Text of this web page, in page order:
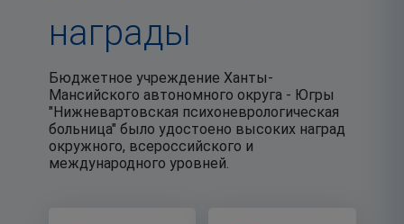
награды
Бюджетное учреждение Ханты-
Мансийского автономного округа - Югры
"Нижневартовская психоневрологическая
больница" было удостоено высоких наград
окружного, всероссийского и
международного уровней.